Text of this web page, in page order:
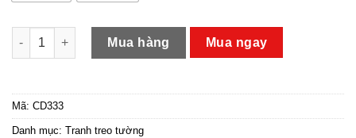
Tranh con ngựa tròn số lượng
Mua hàng Mua ngay
Mã: CD333
Danh mục: Tranh treo tường